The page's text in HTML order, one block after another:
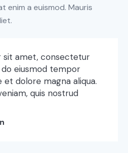
enim a euismod. Mauris
sit amet, consectetur
eiusmod tempor
dolore magna aliqua.
quis nostrud